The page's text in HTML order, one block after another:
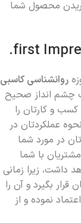
محصول شما
روانشناسی کاسبی
چشم انداز صحیح
کسب و کارتان را
عملکردتان در
در مورد شما
با شما
داشت، زیرا زمانی
بگیرد و آن را
درصد به شما اعتماد نموده و از